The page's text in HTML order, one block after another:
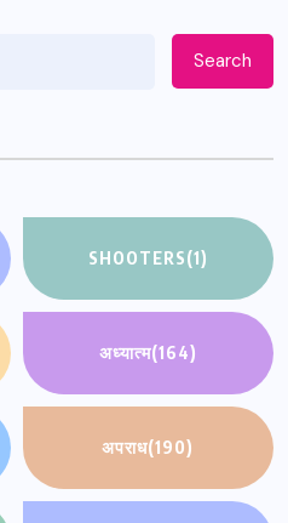
Search
SHOOTERS(1)
अध्यात्म(164)
अपराध(190)